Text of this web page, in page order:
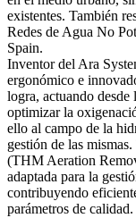
existentes. También
Redes de Agua No
Spain.
Inventor del Ara
ergonómico e
logra, actuando desde
optimizar la
ello al campo de la
gestión de las
(THM Aeration
adaptada para la
contribuyendo
parámetros de calidad.